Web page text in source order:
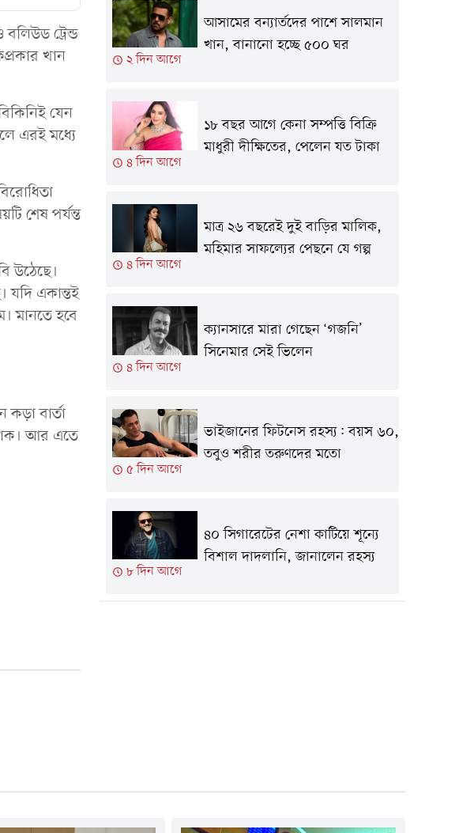
ট্রেন্ড
খান
যেন
এরই মধ্যে
শেষ পর্যন্ত
উঠেছে।
যদি একান্তই
মানতে হবে
কড়া বার্তা
আর এতে
২ দিন আগে
আসামের বন্যার্তদের পাশে সালমান
খান, বানানো হচ্ছে ৫০০ ঘর
৪ দিন আগে
১৮ বছর আগে কেনা সম্পত্তি বিক্রি
মাধুরী দীক্ষিতের, পেলেন যত টাকা
৪ দিন আগে
মাত্র ২৬ বছরেই দুই বাড়ির মালিক,
মহিমার সাফল্যের পেছনে যে গল্প
৪ দিন আগে
ক্যানসারে মারা গেছেন ‘গজনি’
সিনেমার সেই ভিলেন
৫ দিন আগে
ভাইজানের ফিটনেস রহস্য: বয়স ৬০,
তবুও শরীর তরুণদের মতো
৮ দিন আগে
৪০ সিগারেটের নেশা কাটিয়ে শূন্যে
বিশাল দাদলানি, জানালেন রহস্য